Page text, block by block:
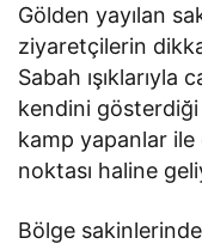
Gölden yayılan
ziyaretçilerin
Sabah ışıklarıyla
kendini
kamp yapanlar
noktası haline
Bölge